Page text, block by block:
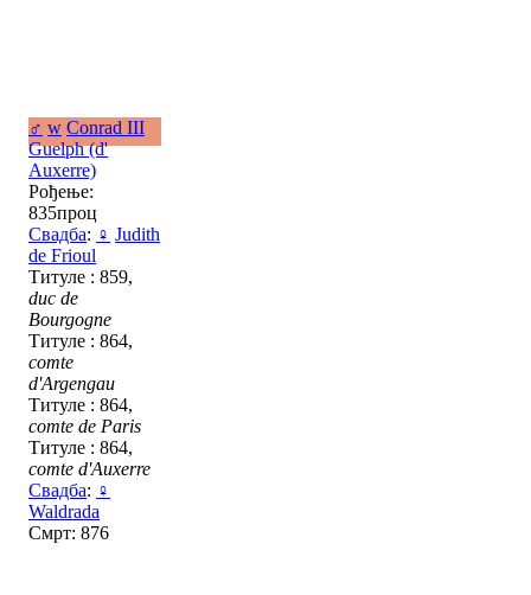
♂ w Conrad III
Guelph (d'
Auxerre)
Рођење:
835проц
Свадба: ♀ Judith
de Frioul
Титуле : 859,
duc de
Bourgogne
Титуле : 864,
comte
d'Argengau
Титуле : 864,
comte de Paris
Титуле : 864,
comte d'Auxerre
Свадба: ♀
Waldrada
Смрт: 876